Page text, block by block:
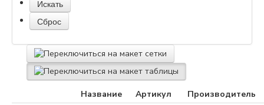
Название Артикул
Производитель